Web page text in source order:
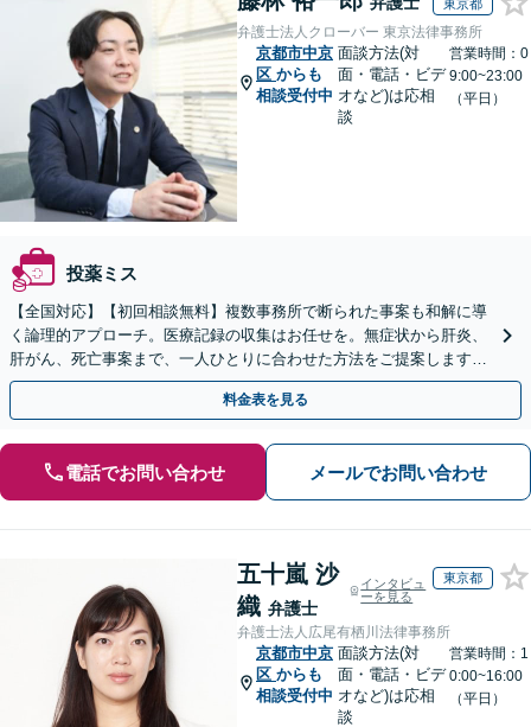
東京都
弁護士法人クローバー 東京法律事務所
京都市中京
区 からも
相談受付中
面談方法(対
面・電話・ビデ
オなど)は応相
談
営業時間：0
9:00~23:00
（平日）
投薬ミス
【全国対応】【初回相談無料】複数事務所で断られた事案も和解に導
く論理的アプローチ。医療記録の収集はお任せを。無症状から肝炎、
肝がん、死亡事案まで、一人ひとりに合わせた方法をご提案します。
手続きの負担を減らし、権利を守ります。
料金表を見る
電話でお問い合わせ メールでお問い合わせ
五十嵐 沙
織 弁護士
インタビュ
ーを見る
東京都
弁護士法人広尾有栖川法律事務所
京都市中京
区 からも
相談受付中
面談方法(対
面・電話・ビデ
オなど)は応相
談
営業時間：1
0:00~16:00
（平日）